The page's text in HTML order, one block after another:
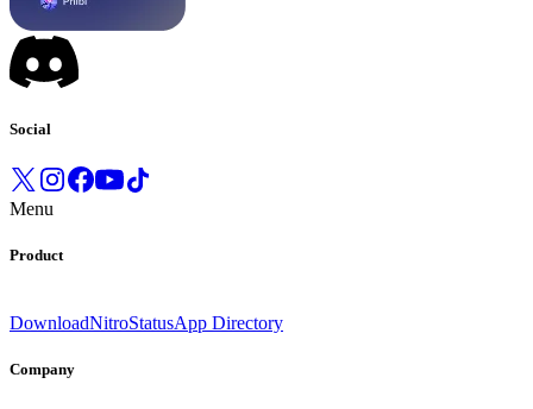
Social
Menu
Product
DownloadNitroStatusApp Directory
Company